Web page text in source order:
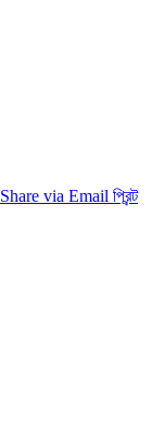
Share via Email প্রিন্ট